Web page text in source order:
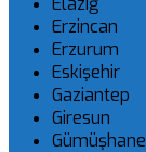
Erzincan
Erzurum
Eskişehir
Gaziantep
Giresun
Gümüşhane